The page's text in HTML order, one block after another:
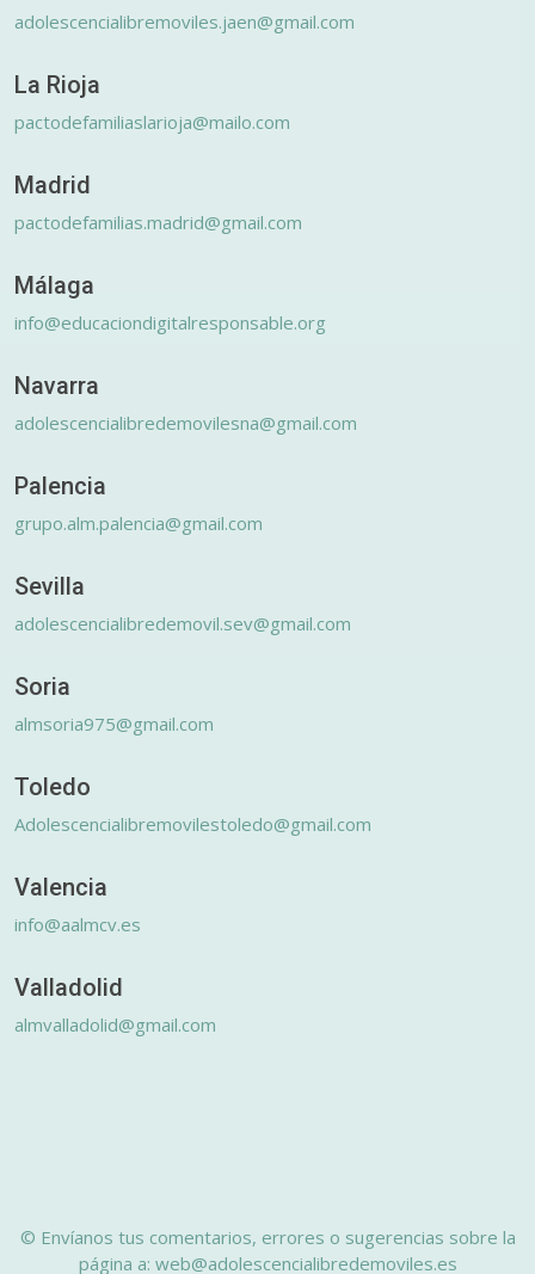
adolescencialibremoviles.jaen@gmail.com
La Rioja
pactodefamiliaslarioja@mailo.com
Madrid
pactodefamilias.madrid@gmail.com
Málaga
info@educaciondigitalresponsable.org
Navarra
adolescencialibredemovilesna@gmail.com
Palencia
grupo.alm.palencia@gmail.com
Sevilla
adolescencialibredemovil.sev@gmail.com
Soria
almsoria975@gmail.com
Toledo
Adolescencialibremovilestoledo@gmail.com
Valencia
info@aalmcv.es
Valladolid
almvalladolid@gmail.com
© Envíanos tus comentarios, errores o sugerencias sobre la
página a: web@adolescencialibredemoviles.es